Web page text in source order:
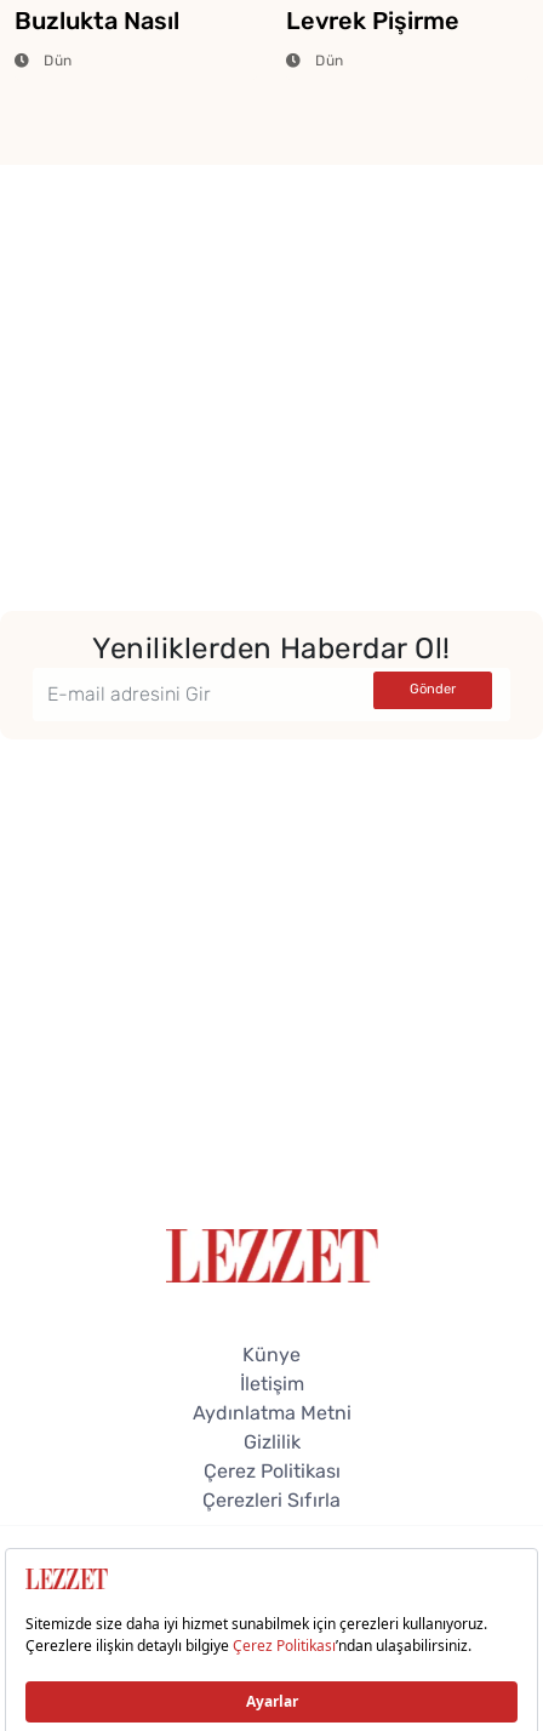
Buzlukta Nasıl
Saklanır?
Dün
Levrek Pişirme
Tüyosu
Dün
Yeniliklerden Haberdar Ol!
Künye
İletişim
Aydınlatma Metni
Gizlilik
Çerez Politikası
Çerezleri Sıfırla
© 2026 Lezzet Online. Tüm hakları saklıdır.